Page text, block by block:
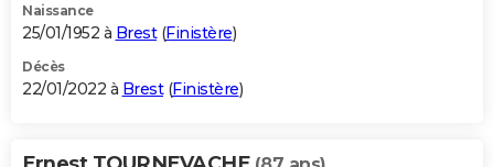
Naissance
25/01/1952 à Brest(Finistère)
Décès
22/01/2022 à Brest(Finistère)